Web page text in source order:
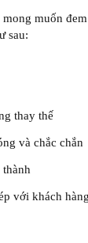
muốn
sau:
thay thế
và chắc chắn
thành
với khách hàng